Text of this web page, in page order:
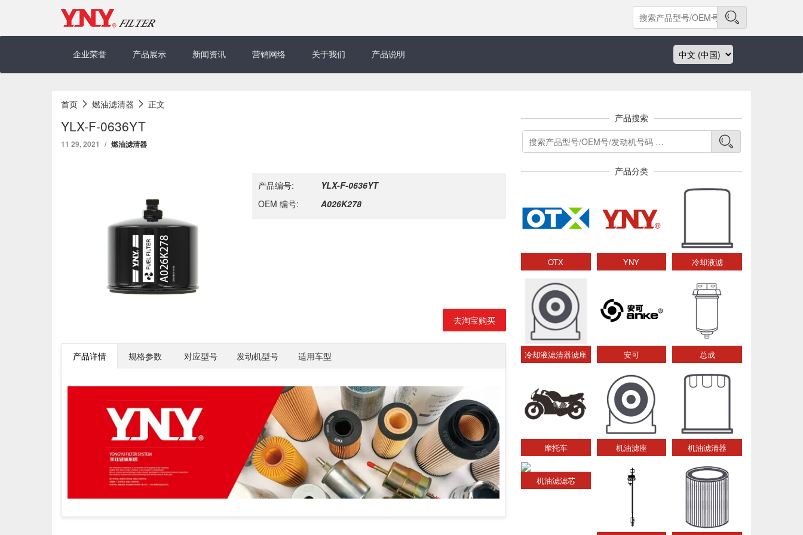
企业荣誉
产品展示 新闻资讯 营销网络 关于我们 产品说明
首页 燃油滤清器 正文
YLX-F-0636YT
11 29, 2021 燃油滤清器
产品编号:
YLX-F-0636YT
OEM 编号:
A026K278
去淘宝购买
产品详情 规格参数 对应型号 发动机型号 适用车型
产品搜索
产品分类
OTX YNY 冷却液滤
冷却液滤清器滤座 安可 总成
摩托车 机油滤座 机油滤清器
机油滤滤芯